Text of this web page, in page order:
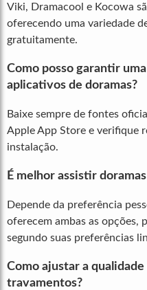
Viki, Dramacool e Kocowa
oferecendo uma variedade
gratuitamente.
Como posso garantir
aplicativos de doramas?
Baixe sempre de fontes
Apple App Store e verifique
instalação.
É melhor assistir
Depende da preferência
oferecem ambas as opções,
segundo suas preferências
Como ajustar a
travamentos?